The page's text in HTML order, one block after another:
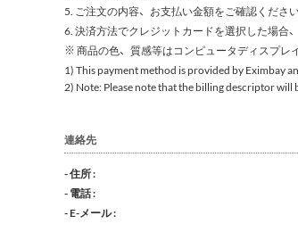
5. ご注文の内容、お支払い金額をご確認ください
6. 決済方法でクレジットカードを選択した場合
※ 商品の色、質感等はコンピュータディスプレ
1) This payment method is provided by Eximbay
2) Note: Please note that the billing descriptor will
連絡先
- 住所 :
- 電話 :
- E-メール :